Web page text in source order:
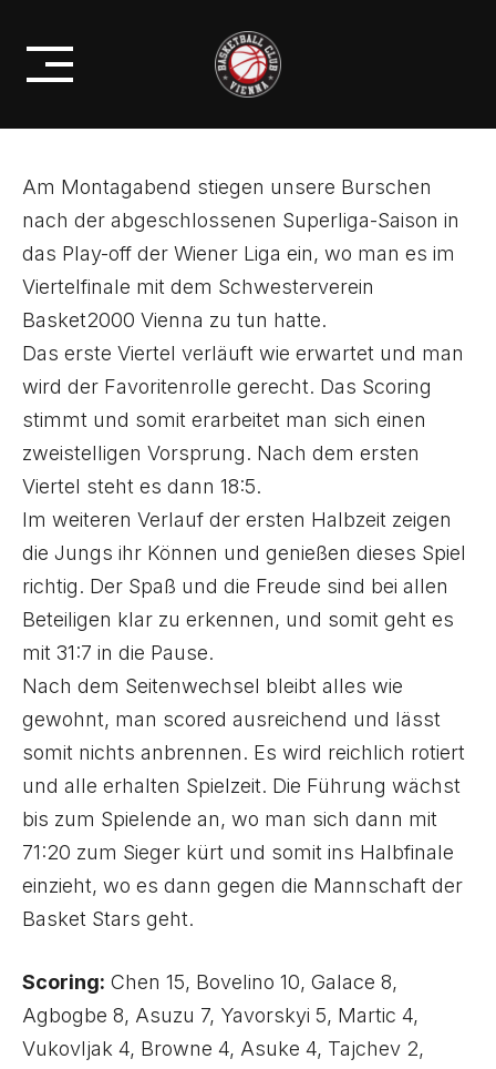
content
U14/1: SIEG UND VIEL SPASS IM
SPIEL GEGEN U14/2
Am Montagabend stiegen unsere Burschen
nach der abgeschlossenen Superliga-Saison in
das Play-off der Wiener Liga ein, wo man es im
Viertelfinale mit dem Schwesterverein
Basket2000 Vienna zu tun hatte.
Das erste Viertel verläuft wie erwartet und man
wird der Favoritenrolle gerecht. Das Scoring
stimmt und somit erarbeitet man sich einen
zweistelligen Vorsprung. Nach dem ersten
Viertel steht es dann 18:5.
Im weiteren Verlauf der ersten Halbzeit zeigen
die Jungs ihr Können und genießen dieses Spiel
richtig. Der Spaß und die Freude sind bei allen
Beteiligen klar zu erkennen, und somit geht es
mit 31:7 in die Pause.
Nach dem Seitenwechsel bleibt alles wie
gewohnt, man scored ausreichend und lässt
somit nichts anbrennen. Es wird reichlich rotiert
und alle erhalten Spielzeit. Die Führung wächst
bis zum Spielende an, wo man sich dann mit
71:20 zum Sieger kürt und somit ins Halbfinale
einzieht, wo es dann gegen die Mannschaft der
Basket Stars geht.
Scoring: Chen 15, Bovelino 10, Galace 8,
Agbogbe 8, Asuzu 7, Yavorskyi 5, Martic 4,
Vukovljak 4, Browne 4, Asuke 4, Tajchev 2,